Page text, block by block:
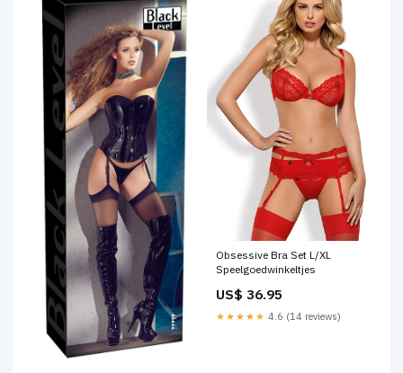
Obsessive Bra Set L/XL
Speelgoedwinkeltjes
US$ 36.95
★★★★★ 4.6 (14 reviews)